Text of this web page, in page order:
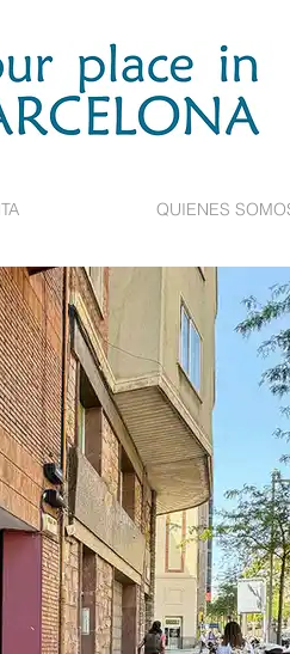
QUIENES